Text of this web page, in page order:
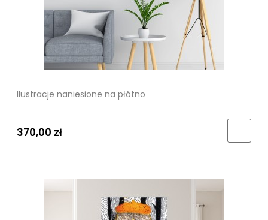
Ilustracje naniesione na płótno
370,00 zł